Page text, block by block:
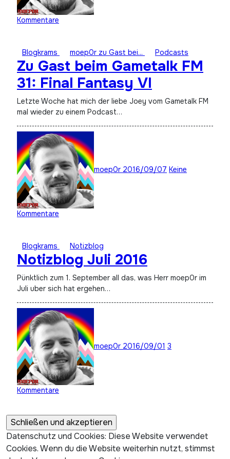
Kommentare
Blogkrams moep0r zu Gast bei... Podcasts
Zu Gast beim Gametalk FM
31: Final Fantasy VI
Letzte Woche hat mich der liebe Joey vom Gametalk FM
mal wieder zu einem Podcast…
moep0r 2016/09/07 Keine
Kommentare
Blogkrams Notizblog
Notizblog Juli 2016
Pünktlich zum 1. September all das, was Herr moep0r im
Juli uber sich hat ergehen…
moep0r 2016/09/01 3
Kommentare
Datenschutz und Cookies: Diese Website verwendet
Cookies. Wenn du die Website weiterhin nutzt, stimmst